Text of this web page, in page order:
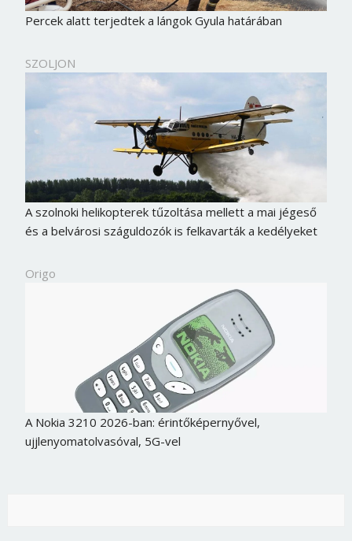
Percek alatt terjedtek a lángok Gyula határában
SZOLJON
A szolnoki helikopterek tűzoltása mellett a mai jégeső
és a belvárosi száguldozók is felkavarták a kedélyeket
Origo
A Nokia 3210 2026-ban: érintőképernyővel,
ujjlenyomatolvasóval, 5G-vel